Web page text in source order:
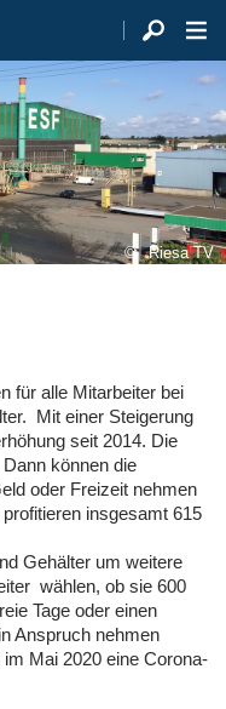
Riesa TV
für alle Mitarbeiter bei
Mit einer Steigerung
seit 2014. Die
können die
oder Freizeit nehmen
insgesamt 615
Gehälter um weitere
wählen, ob sie 600
Tage oder einen
Anspruch nehmen
Mai 2020 eine Corona-